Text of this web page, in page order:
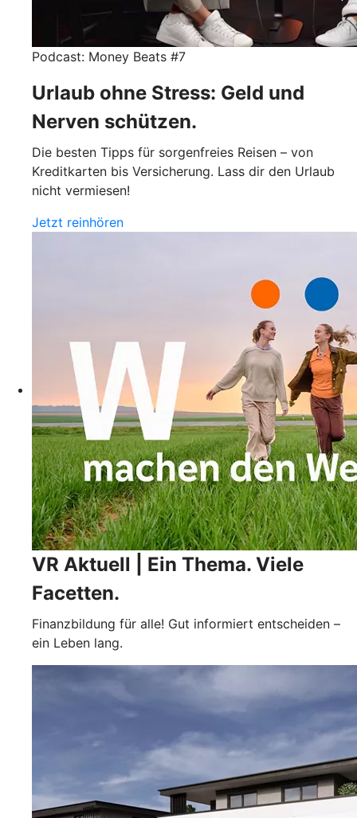
Podcast: Money Beats #7
Urlaub ohne Stress: Geld und
Nerven schützen.
Die besten Tipps für sorgenfreies Reisen – von
Kreditkarten bis Versicherung. Lass dir den Urlaub
nicht vermiesen!
Jetzt reinhören
VR Aktuell | Ein Thema. Viele
Facetten.
Finanzbildung für alle! Gut informiert entscheiden –
ein Leben lang.